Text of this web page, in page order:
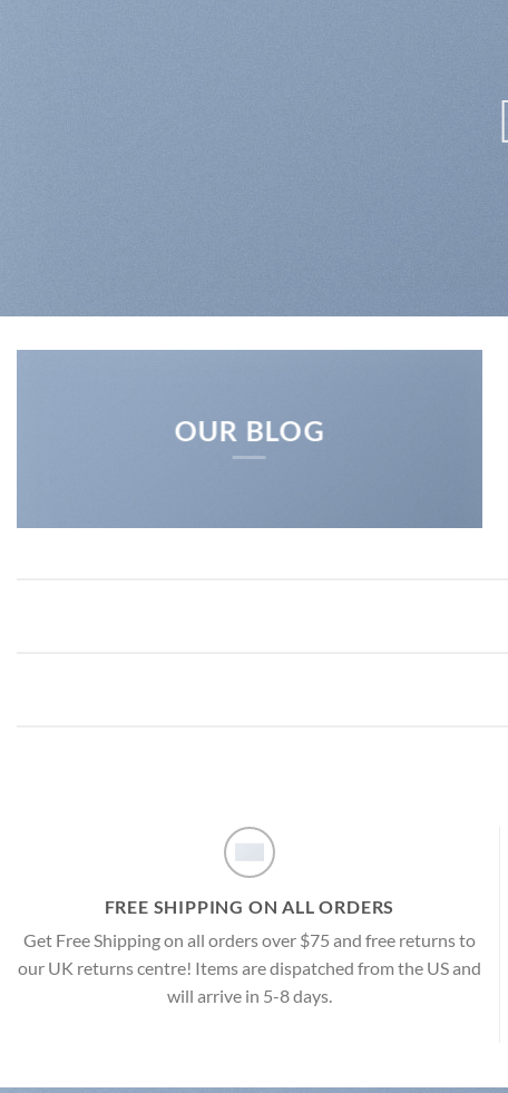
OUR BLOG
FREE SHIPPING ON ALL ORDERS
Get Free Shipping on all orders over $75 and free returns to
our UK returns centre! Items are dispatched from the US and
will arrive in 5-8 days.